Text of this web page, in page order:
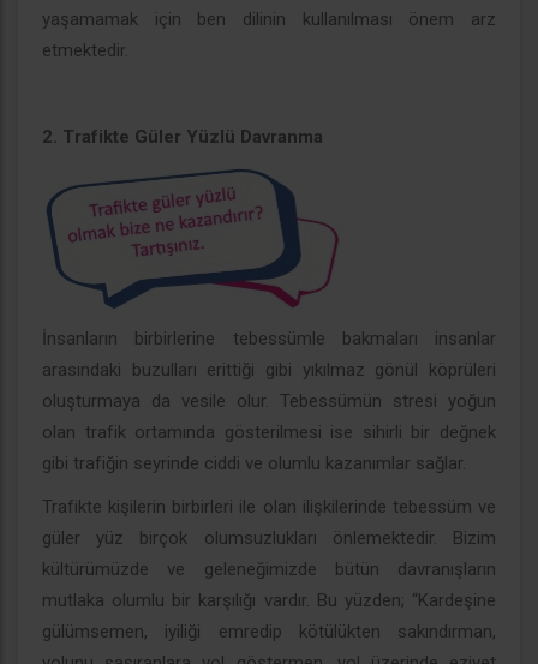
yaşamamak için ben dilinin kullanılması önem arz
etmektedir.
2. Trafikte Güler Yüzlü Davranma
İnsanların birbirlerine tebessümle bakmaları insanlar
arasındaki buzulları erittiği gibi yıkılmaz gönül köprüleri
oluşturmaya da vesile olur. Tebessümün stresi yoğun
olan trafik ortamında gösterilmesi ise sihirli bir değnek
gibi trafiğin seyrinde ciddi ve olumlu kazanımlar sağlar.
Trafikte kişilerin birbirleri ile olan ilişkilerinde tebessüm ve
güler yüz birçok olumsuzlukları önlemektedir. Bizim
kültürümüzde ve geleneğimizde bütün davranışların
mutlaka olumlu bir karşılığı vardır. Bu yüzden; “Kardeşine
gülümsemen, iyiliği emredip kötülükten sakındırman,